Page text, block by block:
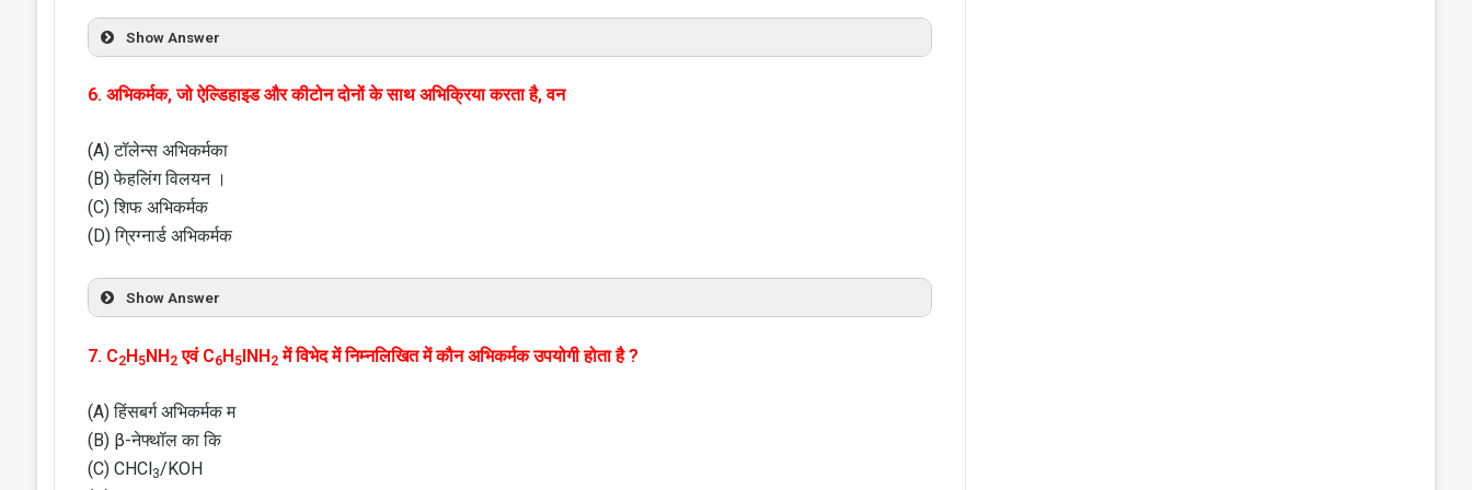
Show Answer
6. अभिकर्मक, जो ऐल्डिहाइड और कीटोन दोनों के साथ अभिक्रिया करता है, वन
(A) टॉलेन्स अभिकर्मका
(B) फेहलिंग विलयन ।
(C) शिफ अभिकर्मक
(D) ग्रिग्नार्ड अभिकर्मक
Show Answer
7. C2H5NH2एवं C6H5INH2में विभेद में निम्नलिखित में कौन अभिकर्मक उपयोगी होता है ?
(A) हिंसबर्ग अभिकर्मक म
(B) β-नेफ्थॉल का कि
(C) CHCl3/KOH